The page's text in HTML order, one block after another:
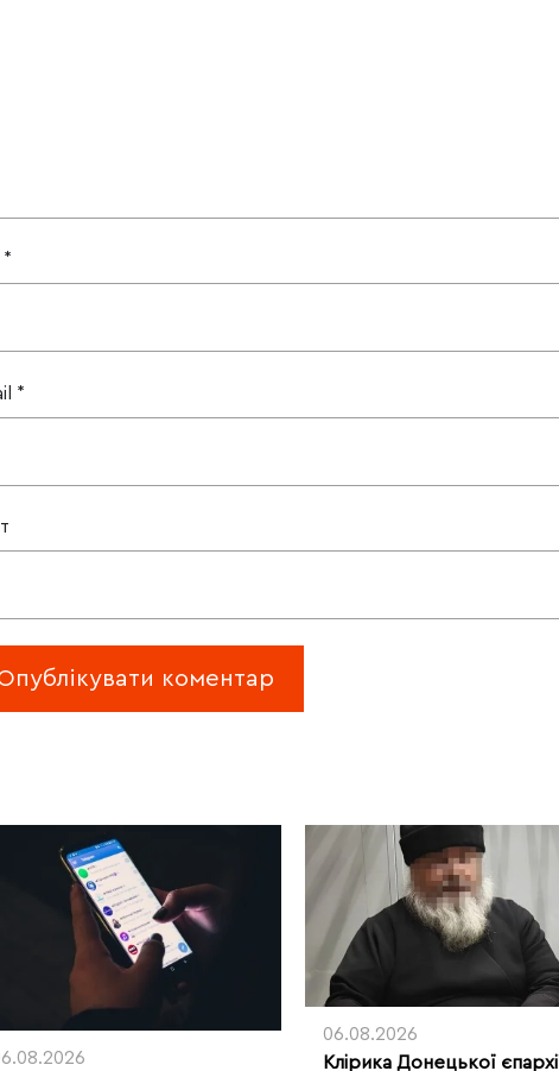
*
*
06.08.2026
Клірика Донецької